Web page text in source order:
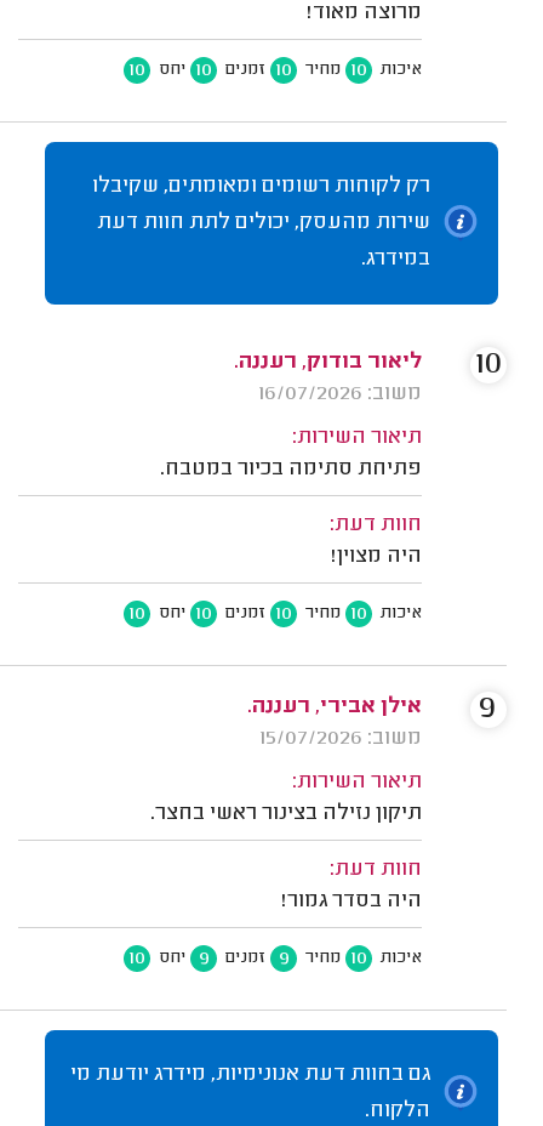
מרוצה מאוד!
איכות 10 מחיר 10 זמנים 10 יחס 10
רק לקוחות רשומים ומאומתים, שקיבלו
שירות מהעסק, יכולים לתת חוות דעת
במידרג.
ליאור בודוק, רעננה.
משוב: 16/07/2026
תיאור השירות:
פתיחת סתימה בכיור במטבח.
חוות דעת:
היה מצוין!
איכות 10 מחיר 10 זמנים 10 יחס 10
10
אילן אבירי, רעננה.
משוב: 15/07/2026
תיאור השירות:
תיקון נזילה בצינור ראשי בחצר.
חוות דעת:
היה בסדר גמור!
איכות 10 מחיר 9 זמנים 9 יחס 10
9
גם בחוות דעת אנונימיות, מידרג יודעת מי
הלקוח.